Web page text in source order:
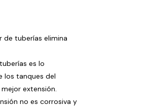
tuberías elimina
es lo
los tanques del
extensión.
no es corrosiva y